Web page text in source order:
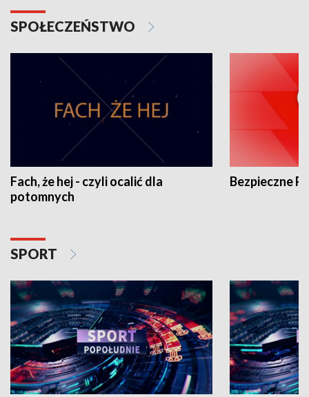
SPOŁECZEŃSTWO
Fach, że hej - czyli ocalić dla
potomnych
Bezpieczne
SPORT